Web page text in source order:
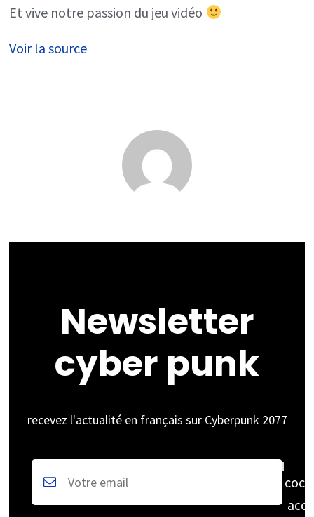
Et vive notre passion du jeu vidéo
Voir la source
Newsletter
cyber punk
recevez l'actualité en français sur Cyberpunk 2077